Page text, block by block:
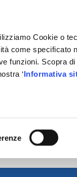
Cookie o
come specificato
funzioni. Scopra
‘Informativa